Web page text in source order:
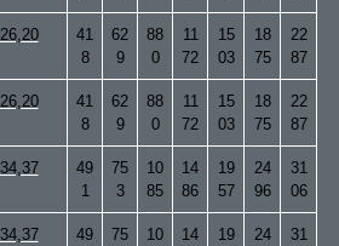
26,20
41
8
62
9
88
0
11
72
15
03
18
75
22
87
26,20
41
8
62
9
88
0
11
72
15
03
18
75
22
87
34,37
49
1
75
3
10
85
14
86
19
57
24
96
31
06
34,37
49
75
10
14
19
24
31